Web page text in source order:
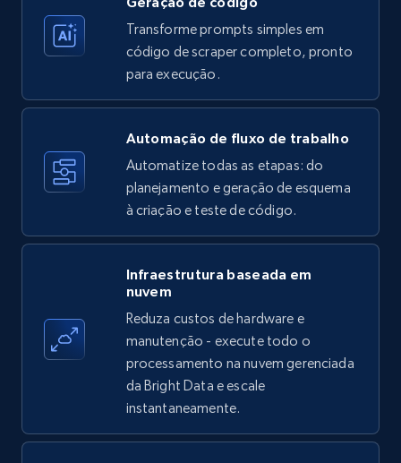
Amazon products - find products by using
upc numbers
Title, Seller name, Brand, Description, Initial
price, Currency, Availability, Reviews count, and
35.3K+ 5.7K+ Comece grátis
ID, Name, Country code, Locations, Followers,
more.
3.5K+ Comece grátis
Transforme prompts simples em
código de scraper completo, pronto
para execução.
Automação de fluxo de trabalho
Automatize todas as etapas: do
planejamento e geração de esquema
à criação e teste de código.
Infraestrutura baseada em
nuvem
Reduza custos de hardware e
manutenção - execute todo o
processamento na nuvem gerenciada
da Bright Data e escale
instantaneamente.